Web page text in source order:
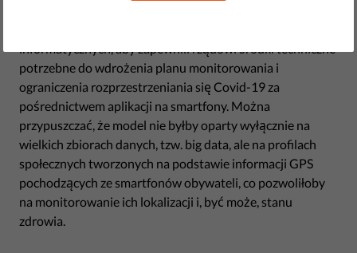
informatycznych, aby zapewnili rządowi środki techniczne
potrzebne do wdrożenia planu monitorowania i
ograniczenia rozprzestrzeniania się Covid-19 za
pośrednictwem aplikacji na smartfony. Można
przypuszczać, że model nie byłby oparty wyłącznie na
wielkich zbiorach danych, tzw. big data, ale na profilach
społecznych tworzonych na podstawie informacji GPS
pochodzących ze smartfonów obywateli, co pozwoliłoby
na monitorowanie ich lokalizacji i, być może, stanu
zdrowia.